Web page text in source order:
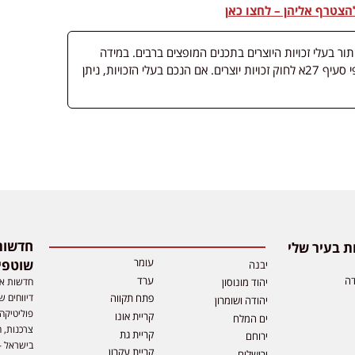
אליהן – לחצו כאן
זכויות היוצרים בתכנים המופצים ברבים. במידה
ופורסמה מדיה שבעליה אינו ידוע, השימוש נעשה לפי סעיף 27א לחוק זכויות יוצרים. אם הנכם בעלי הזכויות, ניתן
בעיר שלי
יבנה
יהוד מונוסון
יהודה ושומרון
ים המלח
ירוחם
עומר
ערד
פתח תקווה
קריית אונו
קריית גת
חדשות
צרכנות,
בישראל